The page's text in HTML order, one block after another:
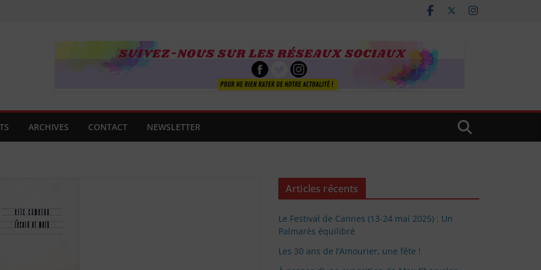
ARCHIVES CONTACT NEWSLETTER
Articles récents
Le Festival de Cannes (13-24 mai 2025) : Un
Palmarès équilibré
Les 30 ans de l’Amourier, une fête !